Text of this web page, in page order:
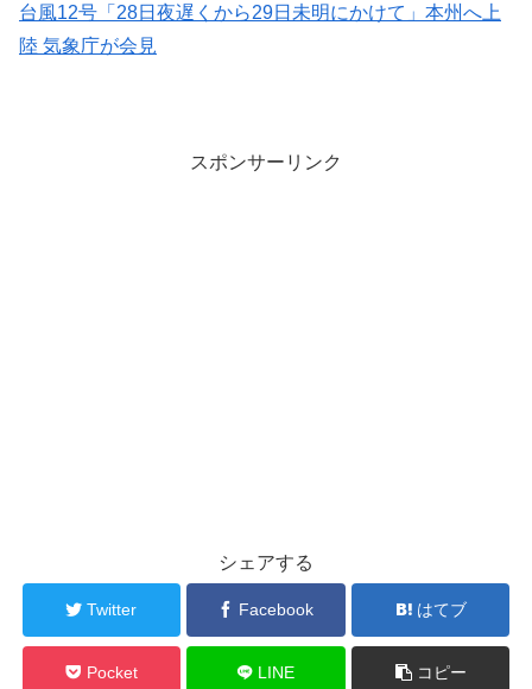
台風12号「28日夜遅くから29日未明にかけて」本州へ上
陸 気象庁が会見
スポンサーリンク
シェアする
Twitter Facebook はてブ
Pocket LINE コピー